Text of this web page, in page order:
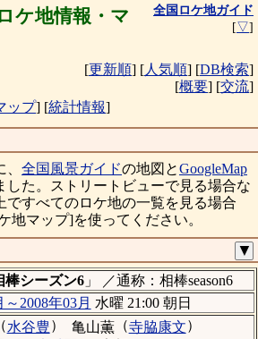
ケ地情報・マ
全国ロケ地ガイド
[▽]
[更新順] [人気順] [DB検索]
[概要] [交流]
ップ] [統計情報]
全国風景ガイドの地図とGoogleMap
した。ストリートビューで見る場合な
ですべてのロケ地の一覧を見る場合
地マップ]を使ってください。
▼
棒シーズン6」 ／通称：相棒season6
～2008年03月 水曜 21:00 朝日
水谷豊） 亀山薫（寺脇康文）